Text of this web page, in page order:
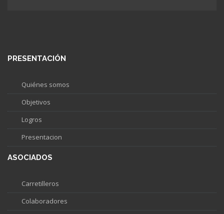
PRESENTACIÓN
Quiénes somos
Objetivos
Logros
Presentacion
ASOCIADOS
Carretilleros
Colaboradores